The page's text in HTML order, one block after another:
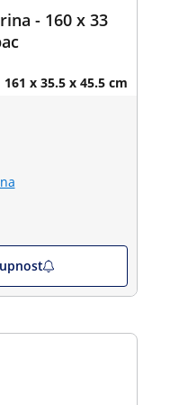
- 160 x 33
161 x 35.5 x 45.5 cm